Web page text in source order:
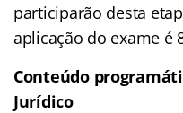
participarão desta
aplicação do exame é
Conteúdo
Jurídico